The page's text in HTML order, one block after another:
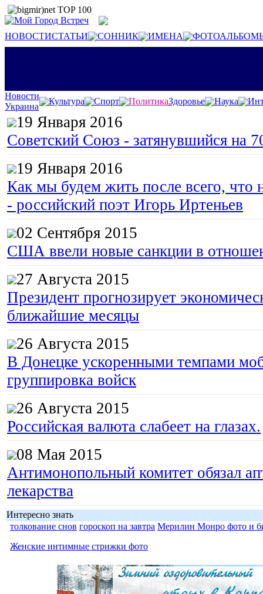
НОВОСТИСТАТЬИ СОННИК ИМЕНА
Новости
Украина
Культура Спорт ПолитикаЗдоровье Наука
19 Января 2016
Советский Союз - затянувшийся на
19 Января 2016
Как мы будем жить после всего, что
- российский поэт Игорь Иртеньев
02 Сентября 2015
США ввели новые санкции в
27 Августа 2015
Президент прогнозирует
ближайшие месяцы
26 Августа 2015
В Донецке ускоренными темпами
группировка войск
26 Августа 2015
Российская валюта слабеет на глазах.
08 Мая 2015
Антимонопольный комитет обязал
лекарства
Интересно знать
толкование снов гороскоп на завтра Мерилин Монро фото и
Женские интимные стрижки фото